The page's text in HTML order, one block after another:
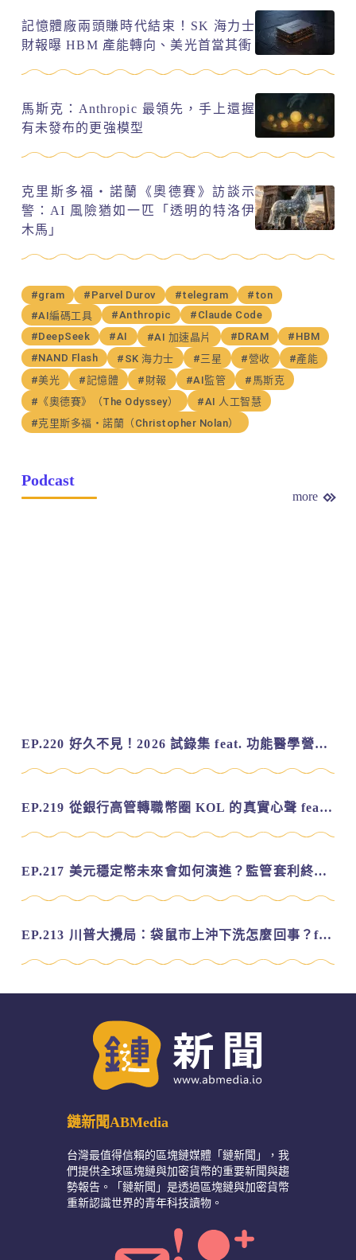
記憶體廠兩頭賺時代結束！SK 海力士
財報曝 HBM 產能轉向、美光首當其衝
馬斯克：Anthropic 最領先，手上還握
有未發布的更強模型
克里斯多福・諾蘭《奧德賽》訪談示
警：AI 風險猶如一匹「透明的特洛伊
木馬」
#gram #Parvel Durov #telegram
#ton
#AI編碼工具
#Anthropic
#Claude Code
#DeepSeek
#AI #AI 加速晶片 #DRAM
#HBM
#NAND Flash
#SK 海力士 #三星 #營收
#產能
#美光
#記憶體 #財報 #AI監管
#馬斯克
#《奧德賽》（The Odyssey）
#AI 人工智慧
#克里斯多福・諾蘭（Christopher Nolan）
Podcast
more
EP.220 好久不見！2026 試錄集 feat. 功能醫學營養師 美寶
EP.219 從銀行高管轉職幣圈 KOL 的真實心聲 feat.龜大
EP.217 美元穩定幣未來會如何演進？監管套利終將收斂？feat. 研究員 余哲安
EP.213 川普大攪局：袋鼠市上沖下洗怎麼回事？feat. Alvin
鏈新聞ABMedia
台灣最值得信賴的區塊鏈媒體「鏈新聞」，我
們提供全球區塊鏈與加密貨幣的重要新聞與趨
勢報告。「鏈新聞」是透過區塊鏈與加密貨幣
重新認識世界的青年科技讀物。